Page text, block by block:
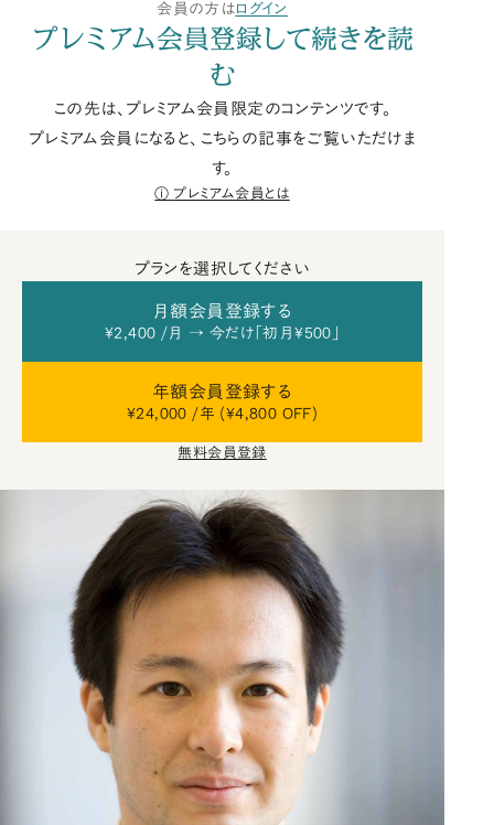
会員の方はログイン
プレミアム会員登録して続きを読
む
この先は、プレミアム会員限定のコンテンツです。
プレミアム会員になると、こちらの記事をご覧いただけま
す。
プレミアム会員とは
プランを選択してください
月額会員登録する
¥2,400 /月 → 今だけ「初月¥500」
年額会員登録する
¥24,000 /年 (¥4,800 OFF)
無料会員登録